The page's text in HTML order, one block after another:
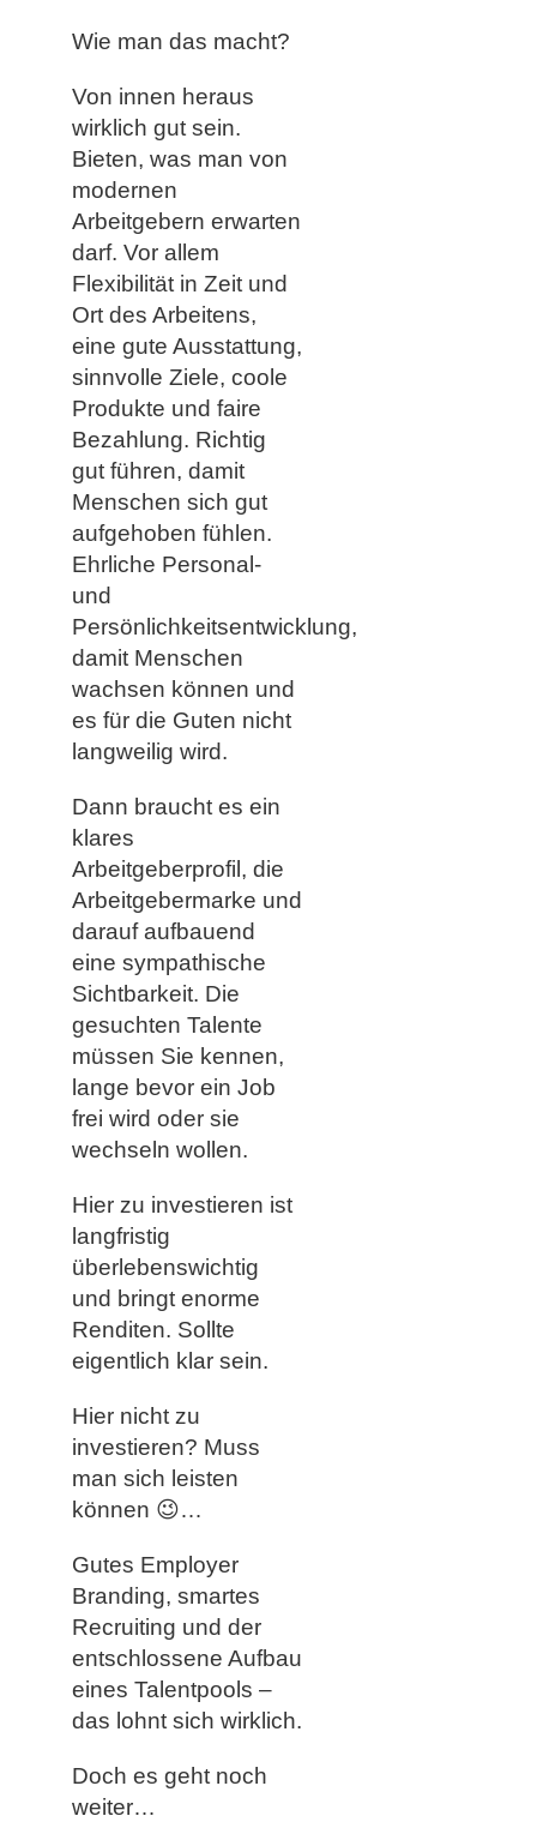
Wie man das macht?
Von innen heraus
wirklich gut sein.
Bieten, was man von
modernen
Arbeitgebern erwarten
darf. Vor allem
Flexibilität in Zeit und
Ort des Arbeitens,
eine gute Ausstattung,
sinnvolle Ziele, coole
Produkte und faire
Bezahlung. Richtig
gut führen, damit
Menschen sich gut
aufgehoben fühlen.
Ehrliche Personal-
und
Persönlichkeitsentwicklung,
damit Menschen
wachsen können und
es für die Guten nicht
langweilig wird.
Dann braucht es ein
klares
Arbeitgeberprofil, die
Arbeitgebermarke und
darauf aufbauend
eine sympathische
Sichtbarkeit. Die
gesuchten Talente
müssen Sie kennen,
lange bevor ein Job
frei wird oder sie
wechseln wollen.
Hier zu investieren ist
langfristig
überlebenswichtig
und bringt enorme
Renditen. Sollte
eigentlich klar sein.
Hier nicht zu
investieren? Muss
man sich leisten
können 😉…
Gutes Employer
Branding, smartes
Recruiting und der
entschlossene Aufbau
eines Talentpools –
das lohnt sich wirklich.
Doch es geht noch
weiter…